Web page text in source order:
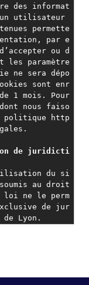
des informat
utilisateur
permette
par e
ou d
les paramètre
ne sera dépo
sont enr
1 mois. Pour
nous faiso
politique http
de juridicti
du si
au droit
loi ne le perm
de jur
Lyon.